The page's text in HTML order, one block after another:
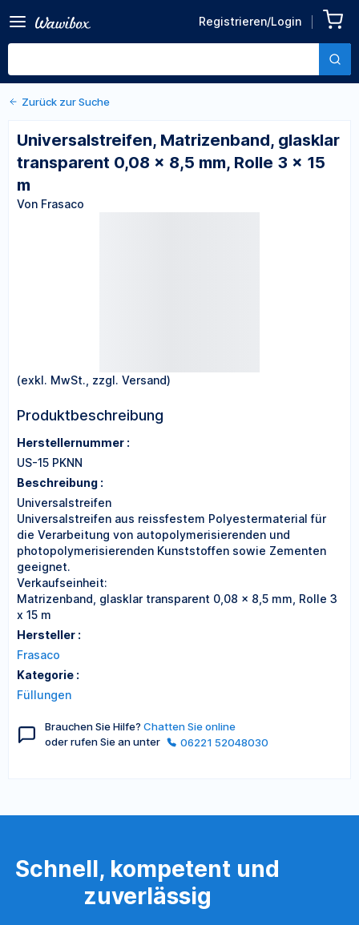
Registrieren/Login
Matrizenband, glasklar
transparent 0,08 x 8,5 mm,
Von Frasaco
Zurück zu den Produktdetails
Zurück zur Suche
Universalstreifen, Matrizenband, glasklar
transparent 0,08 x 8,5 mm, Rolle 3 x 15
m
Von Frasaco
(exkl. MwSt., zzgl. Versand)
Produktbeschreibung
Herstellernummer :
US-15 PKNN
Beschreibung :
Universalstreifen
Universalstreifen aus reissfestem Polyestermaterial für
die Verarbeitung von autopolymerisierenden und
photopolymerisierenden Kunststoffen sowie Zementen
geeignet.
Verkaufseinheit:
Matrizenband, glasklar transparent 0,08 x 8,5 mm, Rolle 3
x 15 m
Hersteller :
Frasaco
Kategorie :
Füllungen
Brauchen Sie Hilfe? Chatten Sie online
oder rufen Sie an unter
06221 52048030
Schnell, kompetent und
zuverlässig